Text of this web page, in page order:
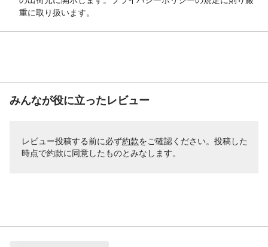
重に取り扱います。
みんなが役に立ったレビュー
レビュー投稿する前に必ず約款をご確認ください。投稿した
時点で約款に同意したものとみなします。